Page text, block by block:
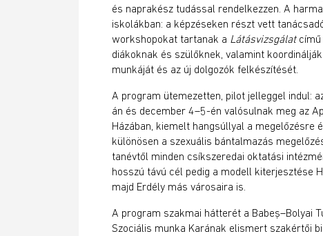
és naprakész tudással rendelkezzen. A
iskolákban: a képzéseken részt vett
workshopokat tartanak a Látásvizsgálatcímű
diákoknak és szülőknek, valamint
munkáját és az új dolgozók felkészítését.
A program ütemezetten, pilot jelleggel indul:
án és december 4–5-én valósulnak meg az
Házában, kiemelt hangsúllyal a megelőzésre
különösen a szexuális bántalmazás
tanévtől minden csíkszeredai oktatási
hosszú távú cél pedig a modell kiterjesztése
majd Erdély más városaira is.
A program szakmai hátterét a Babeș–Bolyai
Szociális munka Karának elismert szakértői